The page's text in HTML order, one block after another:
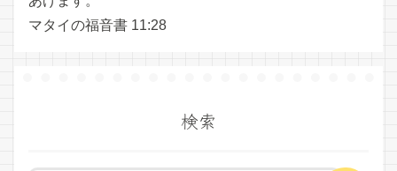
マタイの福音書 11:28
検索